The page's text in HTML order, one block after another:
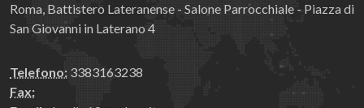
Roma, Battistero Lateranense - Salone Parrocchiale - Piazza di
San Giovanni in Laterano 4
Telefono: 3383163238
Fax: